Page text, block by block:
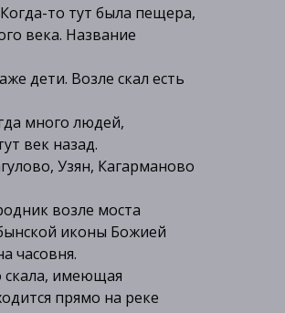
то тут была пещера,
века. Название
дети. Возле скал есть
много людей,
век назад.
Узян, Кагарманово
возле моста
иконы Божией
часовня.
скала, имеющая
прямо на реке